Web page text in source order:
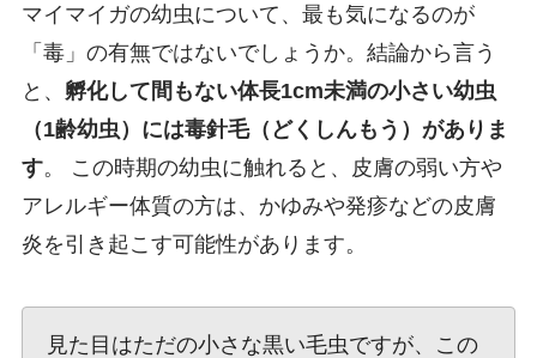
マイマイガの幼虫について、最も気になるのが
「毒」の有無ではないでしょうか。結論から言う
と、 孵化して間もない体長1cm未満の小さい幼虫
（1齢幼虫）には毒針毛（どくしんもう）がありま
す。 この時期の幼虫に触れると、皮膚の弱い方や
アレルギー体質の方は、かゆみや発疹などの皮膚
炎を引き起こす可能性があります。
見た目はただの小さな黒い毛虫ですが、この